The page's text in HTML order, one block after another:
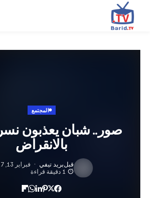
شبان يعذبون نسرا مهددا
بالانقراض‎
بريد تيفي
فبراير 13, 2017